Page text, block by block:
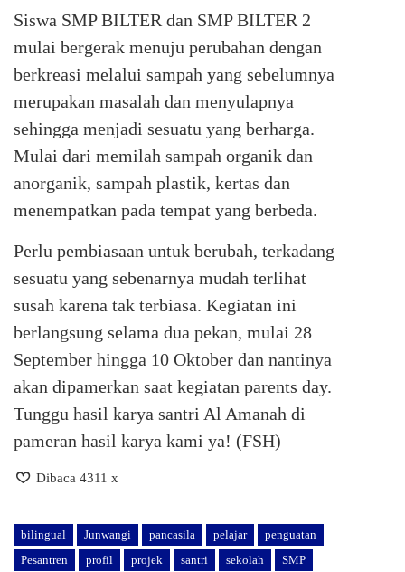
Siswa SMP BILTER dan SMP BILTER 2
mulai bergerak menuju perubahan dengan
berkreasi melalui sampah yang sebelumnya
merupakan masalah dan menyulapnya
sehingga menjadi sesuatu yang berharga.
Mulai dari memilah sampah organik dan
anorganik, sampah plastik, kertas dan
menempatkan pada tempat yang berbeda.
Perlu pembiasaan untuk berubah, terkadang
sesuatu yang sebenarnya mudah terlihat
susah karena tak terbiasa. Kegiatan ini
berlangsung selama dua pekan, mulai 28
September hingga 10 Oktober dan nantinya
akan dipamerkan saat kegiatan parents day.
Tunggu hasil karya santri Al Amanah di
pameran hasil karya kami ya! (FSH)
Dibaca 4311 x
bilingual Junwangi pancasila pelajar
penguatan
Pesantren
profil projek santri sekolah SMP